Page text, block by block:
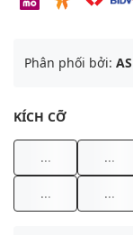
Phân phối bởi:
KÍCH CỠ
... ...
... ...